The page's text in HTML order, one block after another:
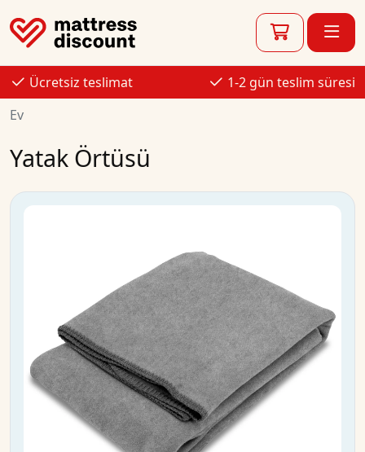
Ücretsiz teslimat
1-2 gün teslim süresi
Ev
Yatak Örtüsü